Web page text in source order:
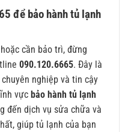
để bảo hành tủ lạnh
cần bảo trì, đừng
090.120.6665. Đây là
nghiệp và tin cậy
vực bảo hành tủ lạnh
đến dịch vụ sửa chữa và
giúp tủ lạnh của bạn